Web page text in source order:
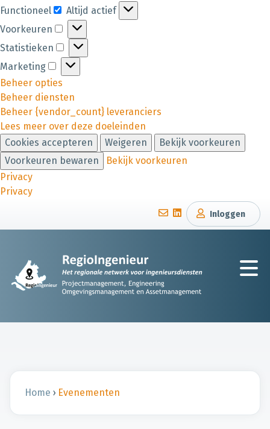
Functioneel
Altijd actief
Voorkeuren
Statistieken
Marketing
Beheer opties
Beheer diensten
Beheer {vendor_count} leveranciers
Lees meer over deze doeleinden
Cookies accepteren
Weigeren
Bekijk voorkeuren
Voorkeuren bewaren
Bekijk voorkeuren
Privacy
Privacy
Inloggen
Home › Evenementen